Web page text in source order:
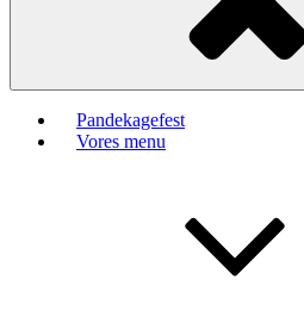
Pandekagefest
Vores menu